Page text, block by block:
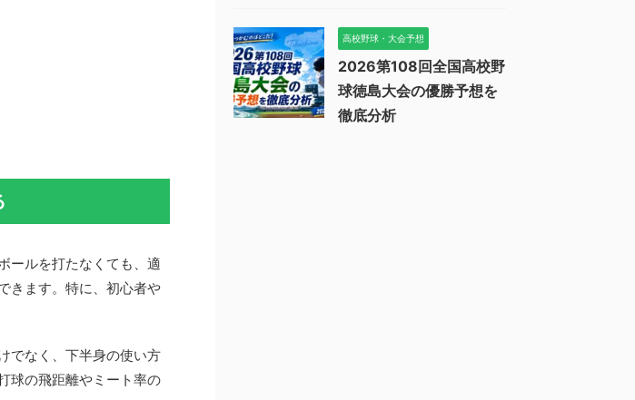
ールを打たなくても、適
きます。特に、初心者や
でなく、下半身の使い方
球の飛距離やミート率の
高校野球・大会予想
2026第108回全国高校野
球徳島大会の優勝予想を
徹底分析